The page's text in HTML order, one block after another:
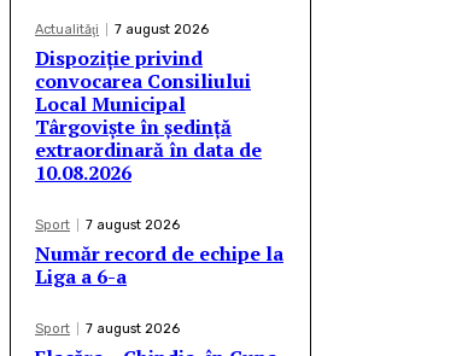
Actualităţi 7 august 2026
Dispoziție privind
convocarea Consiliului
Local Municipal
Târgoviște în ședință
extraordinară în data de
10.08.2026
Sport 7 august 2026
Număr record de echipe la
Liga a 6-a
Sport 7 august 2026